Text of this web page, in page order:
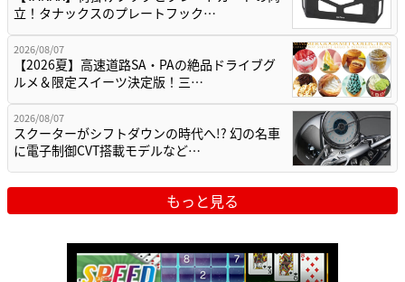
立！タナックスのプレートフック…
2026/08/07
【2026夏】高速道路SA・PAの絶品ドライブグ
ルメ＆限定スイーツ決定版！三…
2026/08/07
スクーターがシフトダウンの時代へ!? 幻の名車
に電子制御CVT搭載モデルなど…
もっと見る